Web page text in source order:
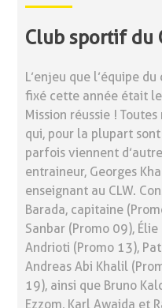
Club sportif du
L’enjeu que l’équipe
fixé cette année était
Mission réussie !
qui, pour la plupart
parfois viennent
entraineur, Georges
enseignant au CLW.
Barada, capitaine
Sanbar (Promo 09),
Andrioti (Promo 13),
Andreas Abi Khalil
19), ainsi que Bruno
Ezzom, Karl Awaida et